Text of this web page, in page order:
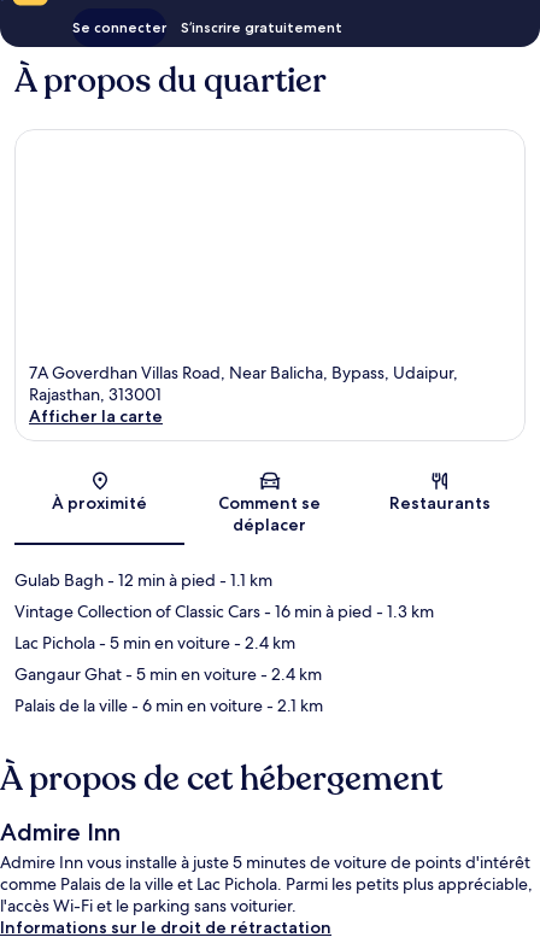
Se connecter S’inscrire gratuitement
À propos du quartier
7A Goverdhan Villas Road, Near Balicha, Bypass, Udaipur,
Rajasthan, 313001
Afficher la carte
À proximité
Comment se
déplacer
Restaurants
Gulab Bagh- 12 min à pied - 1.1 km
Vintage Collection of Classic Cars- 16 min à pied - 1.3 km
Lac Pichola- 5 min en voiture- 2.4 km
Gangaur Ghat- 5 min en voiture- 2.4 km
Palais de la ville- 6 min en voiture- 2.1 km
À propos de cet hébergement
Admire Inn
Admire Inn vous installe à juste 5 minutes de voiture de points d'intérêt
comme Palais de la ville et Lac Pichola. Parmi les petits plus appréciable,
l'accès Wi-Fi et le parking sans voiturier.
Informations sur le droit de rétractation